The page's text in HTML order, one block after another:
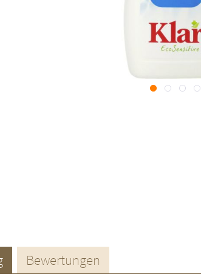
Bewertungen